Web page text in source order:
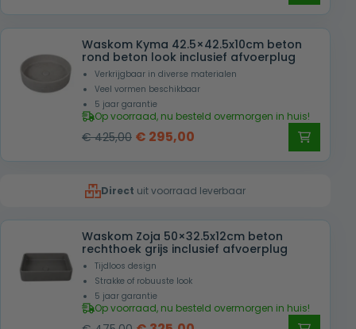
was:
€ 415,00.
is:
€ 285,00.
Waskom Kyma 42.5×42.5x10cm beton
rond beton look inclusief afvoerplug
Verkrijgbaar in diverse materialen
Veel vormen beschikbaar
5 jaar garantie
Op voorraad, nu besteld overmorgen in huis!
€425,00 Oorspronkelijke
€ 425,00.
€ 295,00
€ 295,00.
Direct uit voorraad leverbaar
Waskom Zoja 50×32.5x12cm beton
rechthoek grijs inclusief afvoerplug
Tijdloos design
Strakke of robuuste look
5 jaar garantie
Op voorraad, nu besteld overmorgen in huis!